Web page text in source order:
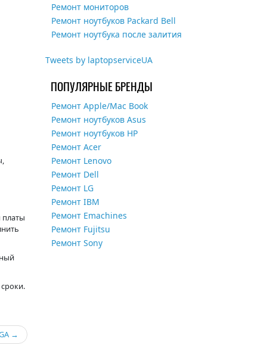
платы
Ремонт мониторов
Ремонт ноутбуков Packard Bell
Ремонт ноутбука после залития
Tweets by laptopserviceUA
ПОПУЛЯРНЫЕ БРЕНДЫ
Ремонт Apple/Mac Book
Ремонт ноутбуков Asus
Ремонт ноутбуков HP
Ремонт Acer
Ремонт Lenovo
Ремонт Dell
Ремонт LG
Ремонт IBM
Ремонт Emachines
Ремонт Fujitsu
Ремонт Sony